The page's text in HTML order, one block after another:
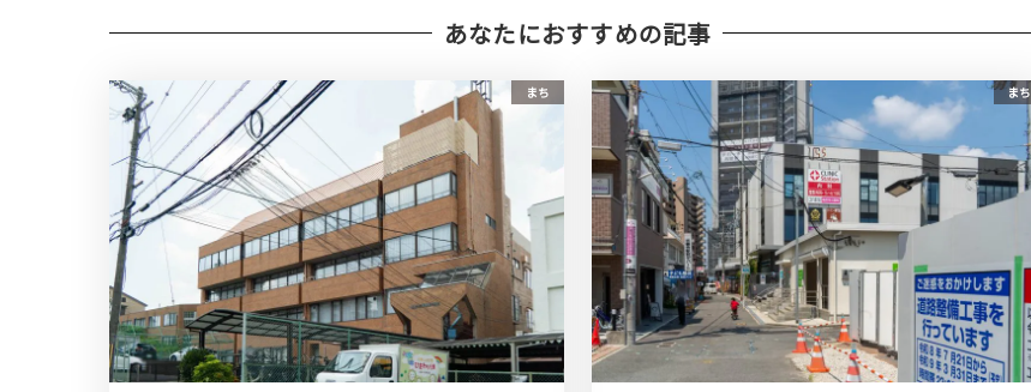
あなたにおすすめの記事
まち まち